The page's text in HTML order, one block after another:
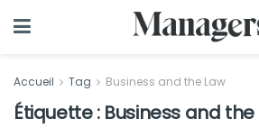
Accueil Tag Business and the Law
Étiquette : Business and the